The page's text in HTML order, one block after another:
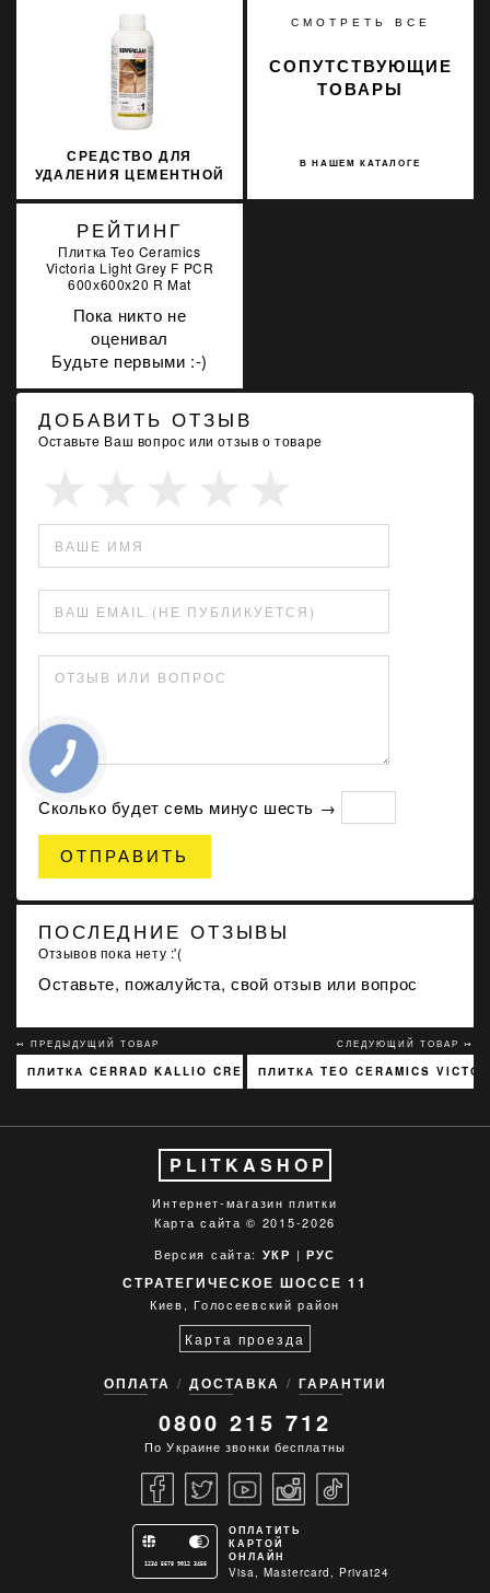
СРЕДСТВО ДЛЯ
УДАЛЕНИЯ ЦЕМЕНТНОЙ
СМОТРЕТЬ ВСЕ
В НАШЕМ КАТАЛОГЕ
СОПУТСТВУЮЩИЕ
ТОВАРЫ
РЕЙТИНГ
Плитка Teo Ceramics
Victoria Light Grey F PCR
600х600х20 R Mat
Пока никто не
оценивал
Будьте первыми :-)
ДОБАВИТЬ ОТЗЫВ
Оставьте Ваш вопрос или отзыв о товаре
ВАШЕ ИМЯ
ВАШ EMAIL (НЕ ПУБЛИКУЕТСЯ)
ОТЗЫВ ИЛИ ВОПРОС
Сколько будет сeмь минуc шесть →
ОТПРАВИТЬ
ПОСЛЕДНИЕ ОТЗЫВЫ
Отзывов пока нету :'(
Оставьте, пожалуйста, свой отзыв или вопрос
↢ ПРЕДЫДУЩИЙ ТОВАР
ПЛИТКА CERRAD KALLIO CREAM 3768 15X45
СЛЕДУЮЩИЙ ТОВАР ↣
ПЛИТКА TEO CERAMICS
PLITKASHOP
Интернет-магазин плитки
Карта сайта © 2015-2026
Версия сайта: УКР | РУС
СТРАТЕГИЧЕСКОЕ ШОССЕ 11
Киев, Голосеевский район
Карта проезда
ОПЛАТА ДОСТАВКА ГАРАНТИИ
0800 215 712
По Украине звонки бесплатны
1234 5678 9012 3456
ОПЛАТИТЬ
КАРТОЙ
ОНЛАЙН
Visa, Mastercard, Privat24